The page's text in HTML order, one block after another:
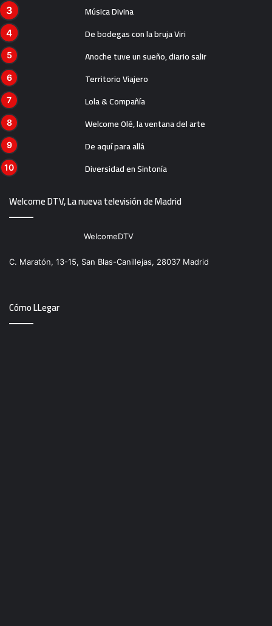
Música Divina
De bodegas con la bruja Viri
Anoche tuve un sueño, diario salir
Territorio Viajero
Lola & Compañía
Welcome Olé, la ventana del arte
De aquí para allá
Diversidad en Sintonía
Welcome DTV, La nueva televisión de Madrid
WelcomeDTV
C. Maratón, 13-15, San Blas-Canillejas, 28037 Madrid
Cómo LLegar